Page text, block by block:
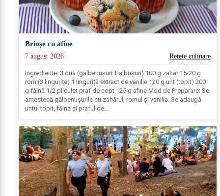
Brioșe cu afine
7 august 2026 Retete culinare
Ingrediente: 3 ouă (gălbenușuri + albușuri) 100 g zahăr 15-20 g
rom (3 lingurițe) 1 linguriță extract de vanilie 120 g unt (topit) 200
g făină 1/2 pliculeț praf de copt 125 g afine Mod de Preparare: Se
amestecă gălbenușurile cu zahărul, romul și vanilia. Se adaugă
untul topit, făina și praful de...